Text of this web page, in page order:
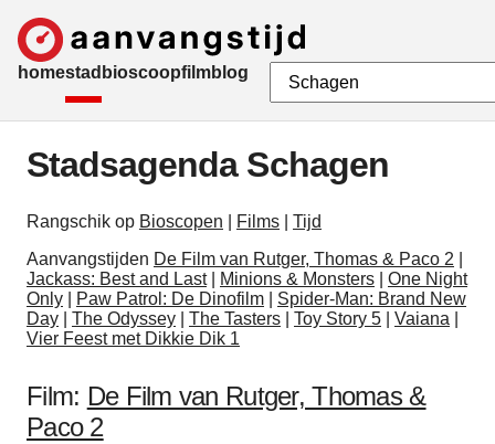
homestad bioscoopfilmblog
Stadsagenda Schagen
Rangschik op Bioscopen Films
Tijd
Aanvangstijden De Film van Rutger, Thomas & Paco 2
Jackass: Best and Last| Minions & Monsters
One Night
Only
Paw Patrol: De Dinofilm
Spider-Man: Brand New
Day
The Odyssey The Tasters Toy Story 5 Vaiana
Vier Feest met Dikkie Dik 1
Film: De Film van Rutger, Thomas &
Paco 2